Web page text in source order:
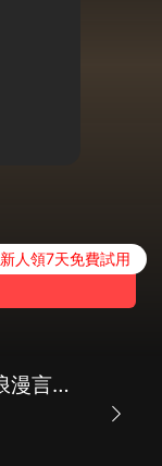
新人領7天免費試用
高冷總裁的貼身高手|浪漫言情|總裁|AI多播